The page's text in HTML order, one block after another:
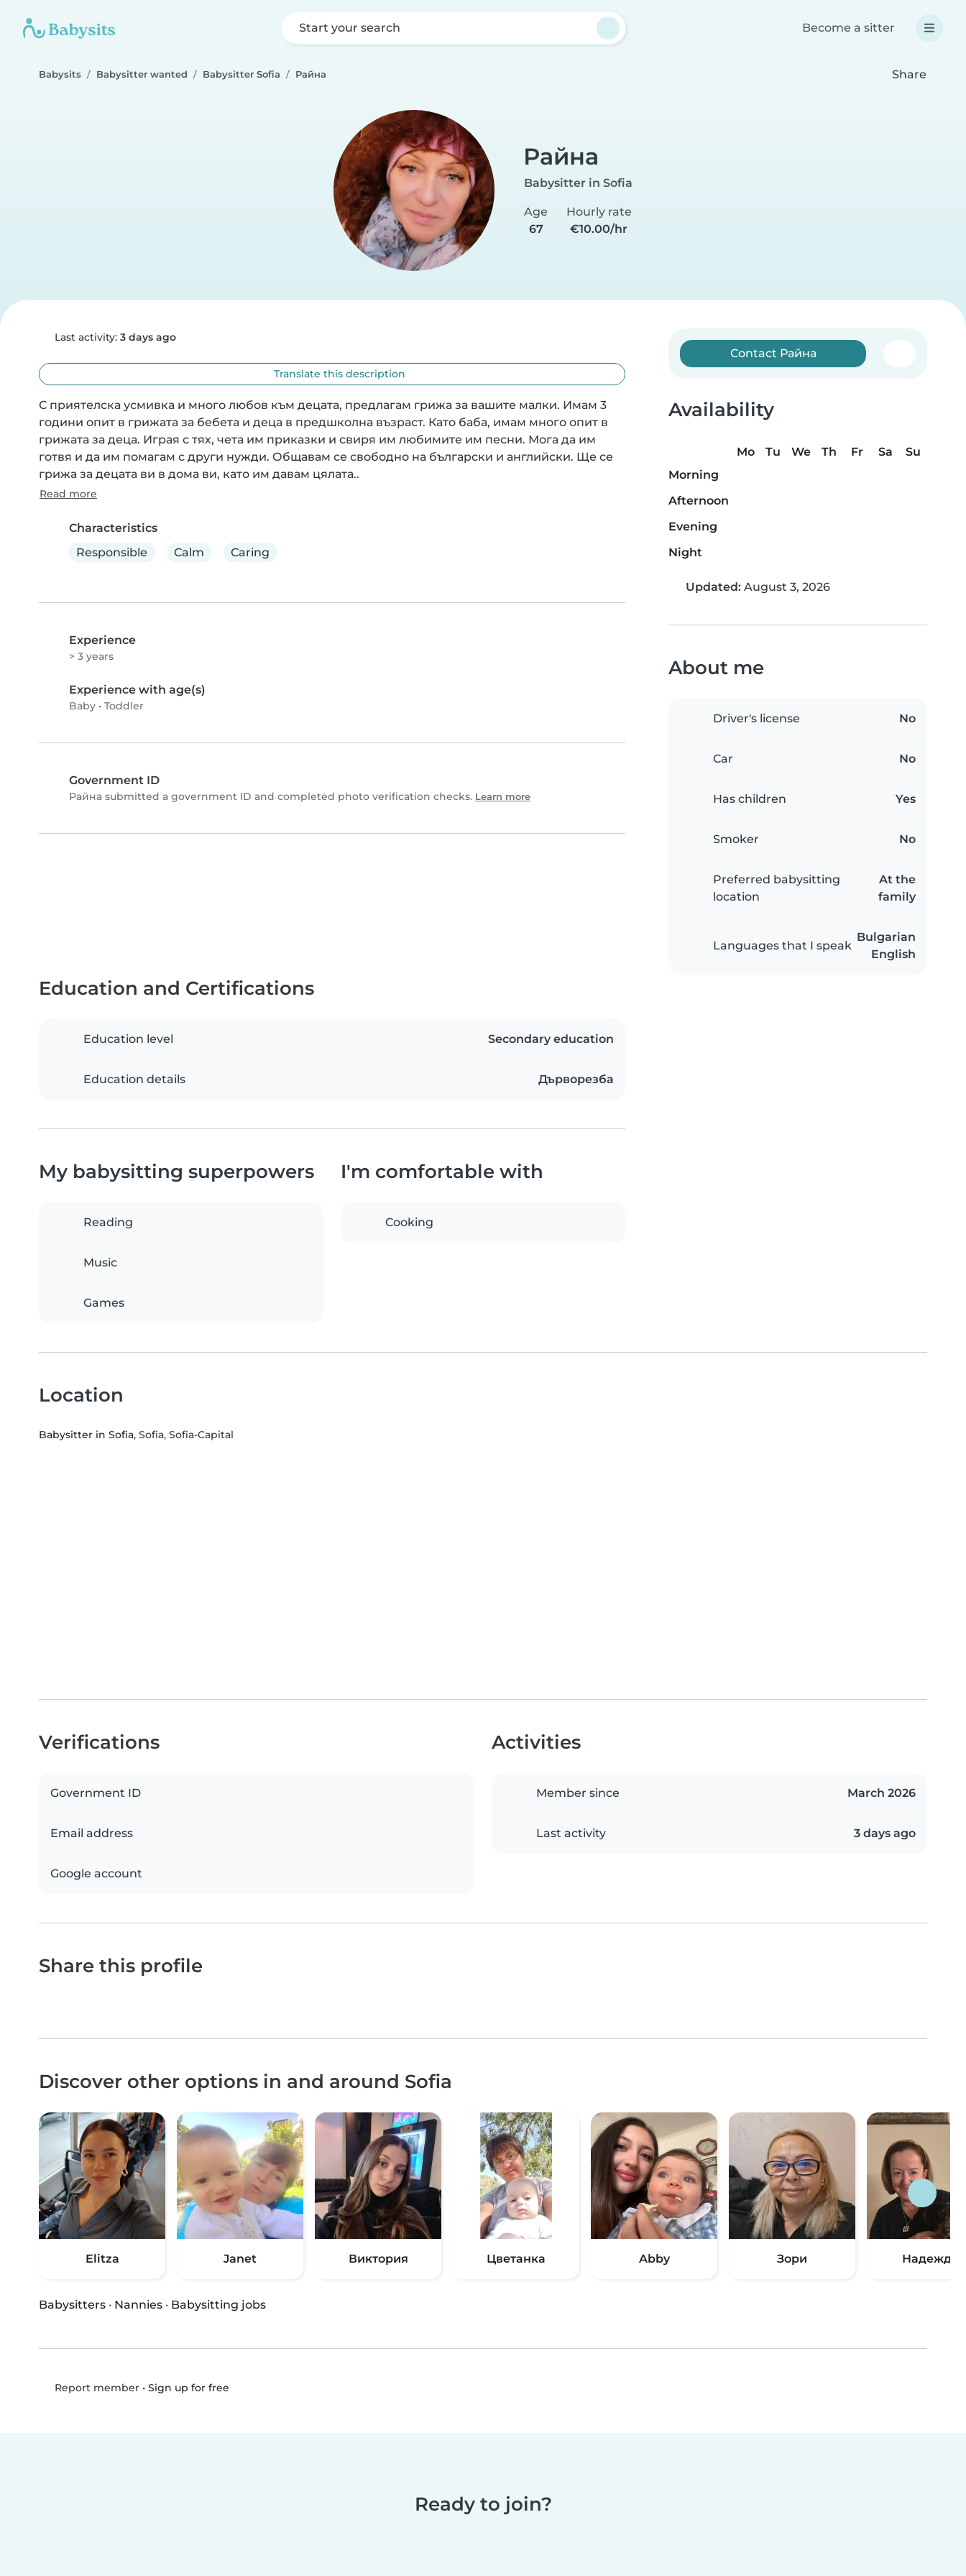
Start your search Become a sitter
Babysits Babysitter wanted Babysitter Sofia Райна Share
Райна
Babysitter in Sofia
Age
67
Hourly rate
€10.00/hr
Last activity: 3 days ago
Translate this description
С приятелска усмивка и много любов към децата, предлагам грижа за вашите малки. Имам 3
години опит в грижата за бебета и деца в предшколна възраст. Като баба, имам много опит в
грижата за деца. Играя с тях, чета им приказки и свиря им любимите им песни. Мога да им
готвя и да им помагам с други нужди. Общавам се свободно на български и английски. Ще се
грижа за децата ви в дома ви, като им давам цялата..
Read more
Characteristics
Responsible
Calm Caring
Experience
> 3 years
Experience with age(s)
Baby • Toddler
Government ID
Райна submitted a government ID and completed photo verification checks. Learn more
Contact Райна
Availability
Mo Tu We Th Fr Sa
Su
Morning
Afternoon
Evening
Night
Updated: August 3, 2026
About me
Driver's license No
Car No
Has children Yes
Smoker No
Preferred babysitting
location
At the
family
Languages that I speak
Bulgarian
English
Education and Certifications
Education level Secondary education
Education details Дърворезба
My babysitting superpowers
Reading
Music
Games
I'm comfortable with
Cooking
Location
Babysitter in Sofia, Sofia, Sofia-Capital
Verifications
Government ID
Email address
Google account
Activities
Member since March 2026
Last activity 3 days ago
Share this profile
Discover other options in and around Sofia
Elitza Janet Виктория Цветанка Abby Зори Надежда
Babysitters · Nannies · Babysitting jobs
Report member• Sign up for free
Ready to join?